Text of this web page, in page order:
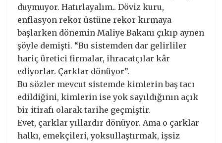
duymuyor. Hatırlayalım.. Döviz kuru,
enflasyon rekor üstüne rekor kırmaya
başlarken dönemin Maliye Bakanı çıkıp aynen
şöyle demişti. “Bu sistemden dar gelirliler
hariç üretici firmalar, ihracatçılar kâr
ediyorlar. Çarklar dönüyor”.
Bu sözler mevcut sistemde kimlerin baş tacı
edildiğini, kimlerin ise yok sayıldığının açık
bir itirafı olarak tarihe geçmiştir.
Evet, çarklar yıllardır dönüyor. Ama o çarklar
halkı, emekçileri, yoksullaştırmak, işsiz